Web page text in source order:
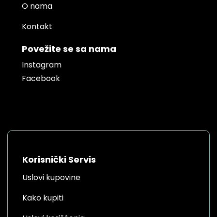
O nama
Kontakt
Povežite se sa nama
Instagram
Facebook
Korisnički Servis
Uslovi kupovine
Kako kupiti